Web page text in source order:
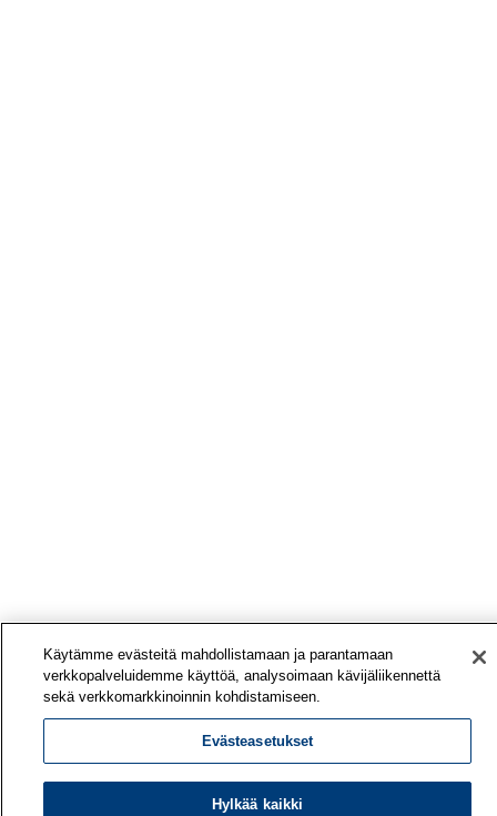
Käytämme evästeitä mahdollistamaan ja parantamaan
verkkopalveluidemme käyttöä, analysoimaan kävijäliikennettä
sekä verkkomarkkinoinnin kohdistamiseen.
Evästeasetukset
Hylkää kaikki